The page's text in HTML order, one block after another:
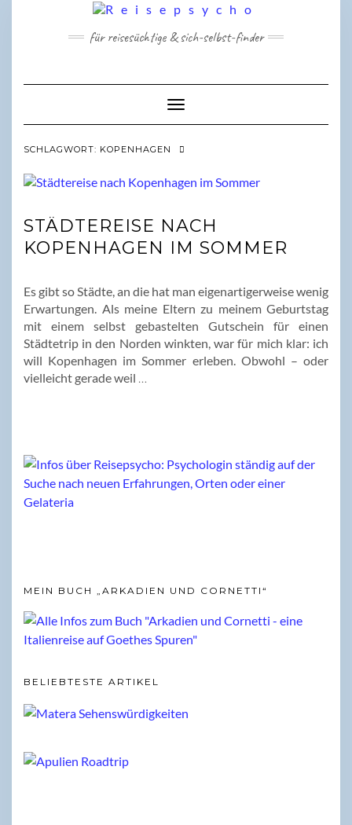
für reisesüchtige & sich-selbst-finder
Toggle Navigation
SCHLAGWORT: KOPENHAGEN
STÄDTEREISE NACH
KOPENHAGEN IM SOMMER
Es gibt so Städte, an die hat man eigenartigerweise wenig
Erwartungen. Als meine Eltern zu meinem Geburtstag
mit einem selbst gebastelten Gutschein für einen
Städtetrip in den Norden winkten, war für mich klar: ich
will Kopenhagen im Sommer erleben. Obwohl – oder
vielleicht gerade weil
MEIN BUCH „ARKADIEN UND CORNETTI“
BELIEBTESTE ARTIKEL